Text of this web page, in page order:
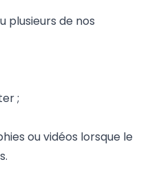
plusieurs de nos
;
ou vidéos lorsque le